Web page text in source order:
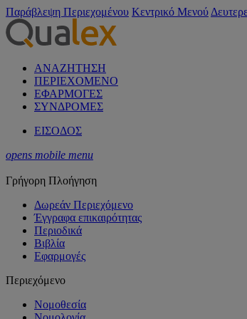
Παράβλεψη Περιεχομένου Κεντρικό Μενού
ΑΝΑΖΗΤΗΣΗ
ΠΕΡΙΕΧΟΜΕΝΟ
ΕΦΑΡΜΟΓΕΣ
ΣΥΝΔΡΟΜΕΣ
ΕΙΣΟΔΟΣ
opens mobile menu
Γρήγορη Πλοήγηση
Δωρεάν Περιεχόμενο
Έγγραφα επικαιρότητας
Περιοδικά
Βιβλία
Εφαρμογές
Περιεχόμενο
Νομοθεσία